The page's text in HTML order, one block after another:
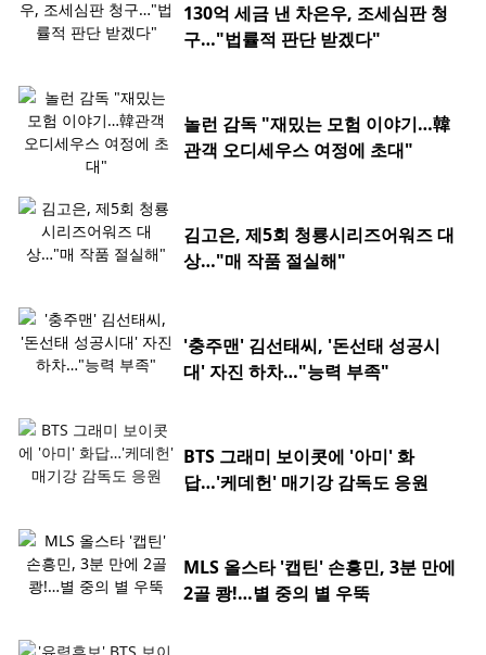
130억 세금 낸 차은우, 조세심판 청
구…"법률적 판단 받겠다"
놀런 감독 "재밌는 모험 이야기…韓
관객 오디세우스 여정에 초대"
김고은, 제5회 청룡시리즈어워즈 대
상…"매 작품 절실해"
'충주맨' 김선태씨, '돈선태 성공시
대' 자진 하차…"능력 부족"
BTS 그래미 보이콧에 '아미' 화
답…'케데헌' 매기강 감독도 응원
MLS 올스타 '캡틴' 손흥민, 3분 만에
2골 쾅!…별 중의 별 우뚝